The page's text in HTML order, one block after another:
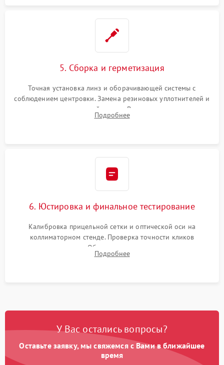
5. Сборка и герметизация
Точная установка линз и оборачивающей системы с
соблюдением центровки. Замена резиновых уплотнителей и
нанесение влагозащитной смазки. Вакуумирование корпуса
и заполнение его осушенным азотом или аргоном для
Подробнее
6. Юстировка и финальное тестирование
Калибровка прицельной сетки и оптической оси на
коллиматорном стенде. Проверка точности кликов
механизма поправок. Обязательное испытание прицела на
ударном стенде для проверки устойчивости к отдаче и
Подробнее
У Вас остались вопросы?
Оставьте заявку, мы свяжемся с Вами в ближайшее
время